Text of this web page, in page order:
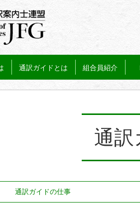
通訳ガイドとは 組合員紹介
通訳
通訳ガイドの仕事